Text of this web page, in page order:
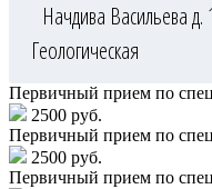
Начдива Васильева д.
Геологическая
Первичный прием по
2500 руб.
Первичный прием по
2500 руб.
Первичный прием по